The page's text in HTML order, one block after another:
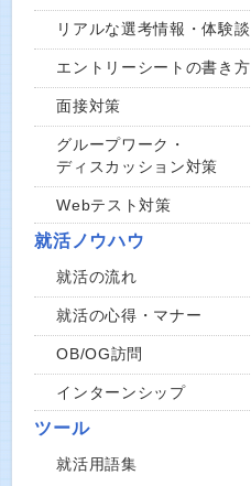
リアルな選考情報・体験談
エントリーシートの書き方
面接対策
グループワーク・
ディスカッション対策
Webテスト対策
就活ノウハウ
就活の流れ
就活の心得・マナー
OB/OG訪問
インターンシップ
ツール
就活用語集